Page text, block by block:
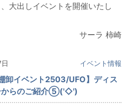
大出しイベントを開催いたし
サーラ 柿崎
イベント情報
卸イベント2503/UFO】ディス
からのご紹介⑤('◇')ゞ